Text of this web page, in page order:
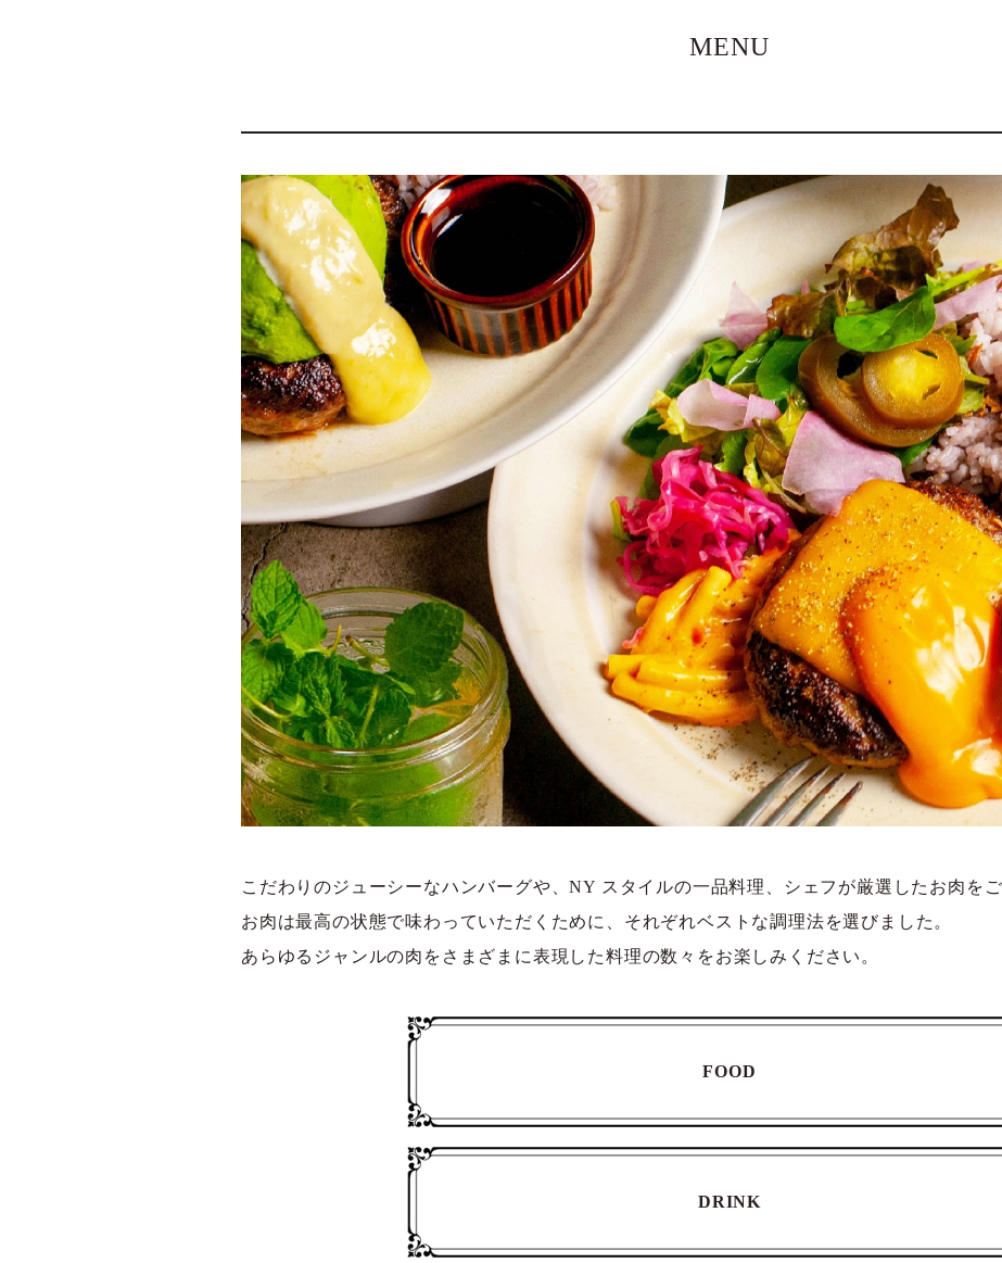
MENU
こだわりのジューシーなハンバーグや、NY スタイルの一品料理、シェフが厳選したお肉をご
お肉は最高の状態で味わっていただくために、それぞれベストな調理法を選びました。
あらゆるジャンルの肉をさまざまに表現した料理の数々をお楽しみください。
FOOD
DRINK